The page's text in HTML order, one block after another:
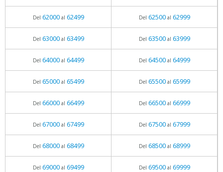
Del 62000al 62499 Del 62500al 62999
Del 63000al 63499 Del 63500al 63999
Del 64000al 64499 Del 64500al 64999
Del 65000al 65499 Del 65500al 65999
Del 66000al 66499 Del 66500al 66999
Del 67000al 67499 Del 67500al 67999
Del 68000al 68499 Del 68500al 68999
Del 69000al 69499 Del 69500al 69999